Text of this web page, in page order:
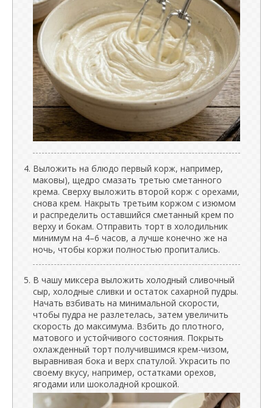
Выложить на блюдо первый корж, например,
маковы), щедро смазать третью сметанного
крема. Сверху выложить второй корж с орехами,
снова крем. Накрыть третьим коржом с изюмом
и распределить оставшийся сметанный крем по
верху и бокам. Отправить торт в холодильник
минимум на 4–6 часов, а лучше конечно же на
ночь, чтобы коржи полностью пропитались.
В чашу миксера выложить холодный сливочный
сыр, холодные сливки и остаток сахарной пудры.
Начать взбивать на минимальной скорости,
чтобы пудра не разлетелась, затем увеличить
скорость до максимума. Взбить до плотного,
матового и устойчивого состояния. Покрыть
охлажденный торт получившимся крем-чизом,
выравнивая бока и верх спатулой. Украсить по
своему вкусу, например, остатками орехов,
ягодами или шоколадной крошкой.